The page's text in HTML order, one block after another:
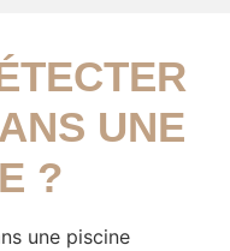
UNE
?